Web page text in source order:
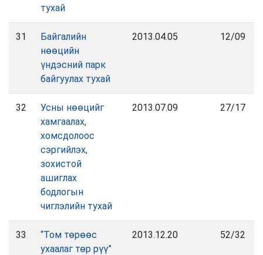
тухай
31
Байгалийн
нөөцийн
үндэсний парк
байгуулах тухай
2013.04.05 12/09
32
Усны нөөцийг
хамгаалах,
хомсдолоос
сэргийлэх,
зохистой
ашиглах
бодлогын
чиглэлийн тухай
2013.07.09 27/17
33
“Том төрөөс
ухаалаг төр рүү”
2013.12.20 52/32